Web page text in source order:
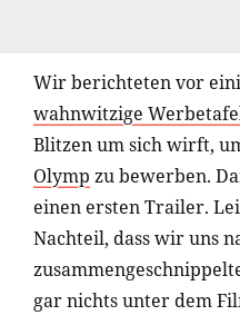
Wir berichteten vor
wahnwitzige
Blitzen um sich wirft,
Olymp zu bewerben.
einen ersten Trailer.
Nachteil, dass wir uns
gar nichts unter dem